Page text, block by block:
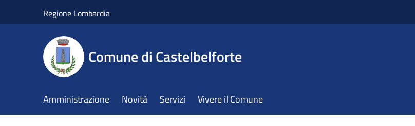
Regione Lombardia
Comune di Castelbelforte
Amministrazione Novità Servizi Vivere il Comune